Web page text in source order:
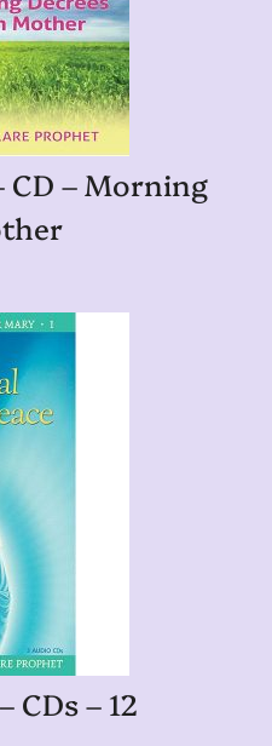
CD – Morning
CDs – 12